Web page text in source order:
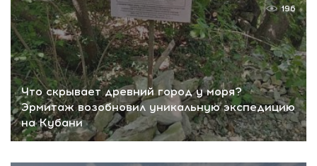
Что скрывает древний город у моря?
Эрмитаж возобновил уникальную экспедицию
на Кубани
196